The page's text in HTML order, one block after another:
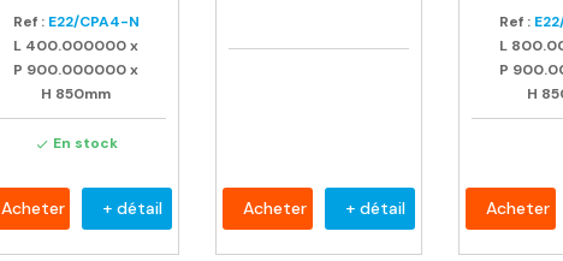
Ref : E22/CPA4-N
L 400.000000 x
P 900.000000 x
H 850mm
 En stock
Acheter + détail Acheter + détail
Ref :
L
P
H
Acheter